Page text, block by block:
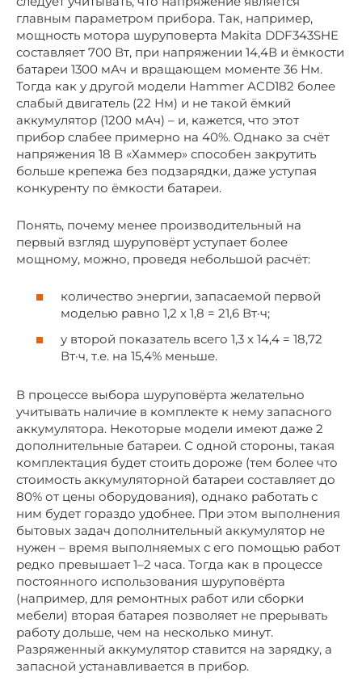
главным параметром прибора. Так, например,
мощность мотора шуруповерта Makita DDF343SHE
составляет 700 Вт, при напряжении 14,4В и ёмкости
батареи 1300 мАч и вращающем моменте 36 Нм.
Тогда как у другой модели Hammer ACD182 более
слабый двигатель (22 Нм) и не такой ёмкий
аккумулятор (1200 мАч) – и, кажется, что этот
прибор слабее примерно на 40%. Однако за счёт
напряжения 18 В «Хаммер» способен закрутить
больше крепежа без подзарядки, даже уступая
конкуренту по ёмкости батареи.
Понять, почему менее производительный на
первый взгляд шуруповёрт уступает более
мощному, можно, проведя небольшой расчёт:
количество энергии, запасаемой первой
моделью равно 1,2 х 1,8 = 21,6 Вт·ч;
у второй показатель всего 1,3 х 14,4 = 18,72
Вт·ч, т.е. на 15,4% меньше.
В процессе выбора шуруповёрта желательно
учитывать наличие в комплекте к нему запасного
аккумулятора. Некоторые модели имеют даже 2
дополнительные батареи. С одной стороны, такая
комплектация будет стоить дороже (тем более что
стоимость аккумуляторной батареи составляет до
80% от цены оборудования), однако работать с
ним будет гораздо удобнее. При этом выполнения
бытовых задач дополнительный аккумулятор не
нужен – время выполняемых с его помощью работ
редко превышает 1–2 часа. Тогда как в процессе
постоянного использования шуруповёрта
(например, для ремонтных работ или сборки
мебели) вторая батарея позволяет не прерывать
работу дольше, чем на несколько минут.
Разряженный аккумулятор ставится на зарядку, а
запасной устанавливается в прибор.